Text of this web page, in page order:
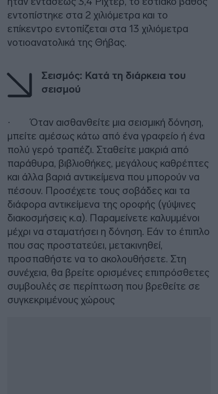
εντοπίστηκε στα 2 χιλιόμετρα και το
επίκεντρο εντοπίζεται στα 13 χιλιόμετρα
νοτιοανατολικά της Θήβας.
Σεισμός: Κατά τη διάρκεια του
σεισμού
· Όταν αισθανθείτε μια σεισμική δόνηση,
μπείτε αμέσως κάτω από ένα γραφείο ή ένα
πολύ γερό τραπέζι. Σταθείτε μακριά από
παράθυρα, βιβλιοθήκες, μεγάλους καθρέπτες
και άλλα βαριά αντικείμενα που μπορούν να
πέσουν. Προσέχετε τους σοβάδες και τα
διάφορα αντικείμενα της οροφής (γύψινες
διακοσμήσεις κ.α). Παραμείνετε καλυμμένοι
μέχρι να σταματήσει η δόνηση. Εάν το έπιπλο
που σας προστατεύει, μετακινηθεί,
προσπαθήστε να το ακολουθήσετε. Στη
συνέχεια, θα βρείτε ορισμένες επιπρόσθετες
συμβουλές σε περίπτωση που βρεθείτε σε
συγκεκριμένους χώρους